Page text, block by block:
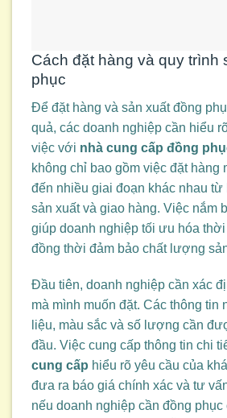
Cách đặt hàng và quy trình
phục
Để đặt hàng và sản xuất đồng
quả, các doanh nghiệp cần hiểu
việc với nhà cung cấp đồng
không chỉ bao gồm việc đặt hàng
đến nhiều giai đoạn khác nhau từ
sản xuất và giao hàng. Việc nắm
giúp doanh nghiệp tối ưu hóa
đồng thời đảm bảo chất lượng
Đầu tiên, doanh nghiệp cần xác
mà mình muốn đặt. Các thông tin
liệu, màu sắc và số lượng cần
đầu. Việc cung cấp thông tin chi
cung cấp hiểu rõ yêu cầu của
đưa ra báo giá chính xác và tư
nếu doanh nghiệp cần đồng